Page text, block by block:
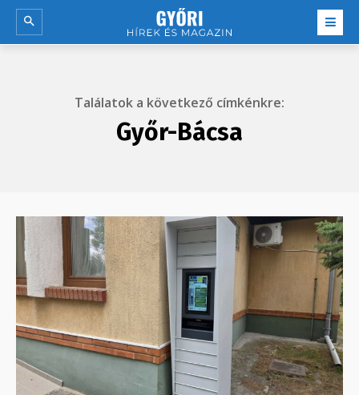
Találatok a következő címkénkre:
Győr-Bácsa